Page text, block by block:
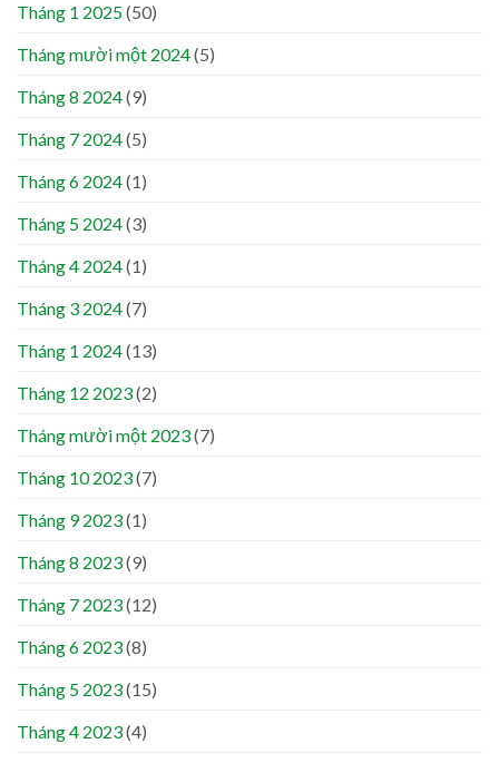
Tháng 1 2025(50)
Tháng mười một 2024(5)
Tháng 8 2024(9)
Tháng 7 2024(5)
Tháng 6 2024(1)
Tháng 5 2024(3)
Tháng 4 2024(1)
Tháng 3 2024(7)
Tháng 1 2024(13)
Tháng 12 2023(2)
Tháng mười một 2023(7)
Tháng 10 2023(7)
Tháng 9 2023(1)
Tháng 8 2023(9)
Tháng 7 2023(12)
Tháng 6 2023(8)
Tháng 5 2023(15)
Tháng 4 2023(4)